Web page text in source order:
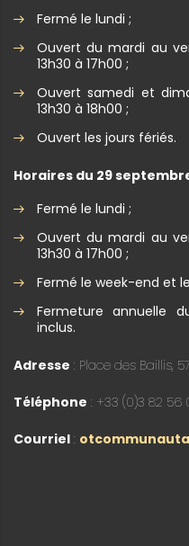
Fermé le lundi ;
Ouvert du mardi au
13h30 à 17h00 ;
Ouvert samedi et
13h30 à 18h00 ;
Ouvert les jours fériés.
Horaires du 29
Fermé le lundi ;
Ouvert du mardi au
13h30 à 17h00 ;
Fermé le week-end et
Fermeture annuelle
inclus.
Adresse : Place des Baillis,
Téléphone : +33 (0)3 82 56
Courriel :